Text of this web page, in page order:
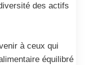
des actifs
à ceux qui
équilibré